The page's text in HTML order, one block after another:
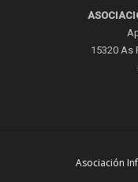
15320 As
Asociación